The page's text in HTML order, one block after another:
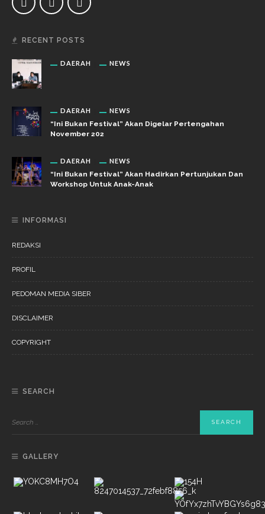
RECENT POSTS
DAERAH NEWS
DAERAH NEWS
“Ini Bukan Festival” Akan Digelar Pertengahan
November 202
DAERAH NEWS
“Ini Bukan Festival” Akan Hadirkan Pertunjukan Dan
Workshop Untuk Anak-Anak
INFORMASI
REDAKSI
PROFIL
PEDOMAN MEDIA SIBER
DISCLAIMER
COPYRIGHT
SEARCH
GALLERY